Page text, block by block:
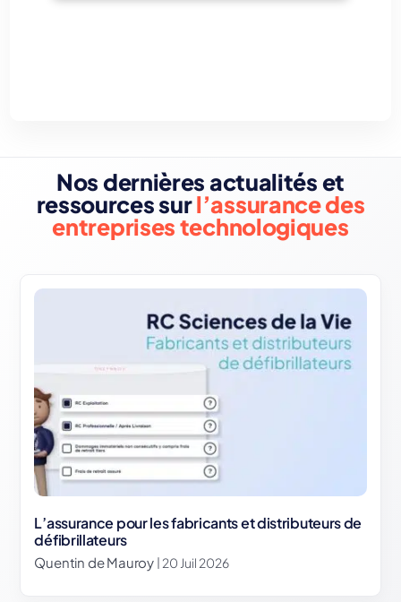
Nos dernières actualités et
ressources surl’assurance des
entreprises technologiques
L’assurance pour les fabricants et distributeurs de
défibrillateurs
Quentin de Mauroy | 20 Juil 2026